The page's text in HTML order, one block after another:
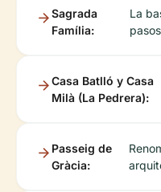
Sagrada
Família:
La
Casa Batlló y Casa
Milà (La Pedrera):
Passeig de
Gràcia: